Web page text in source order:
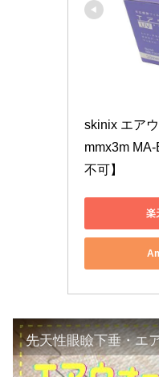
skinix エア
mmx3m
不可】
楽
先天性眼瞼下垂・エ